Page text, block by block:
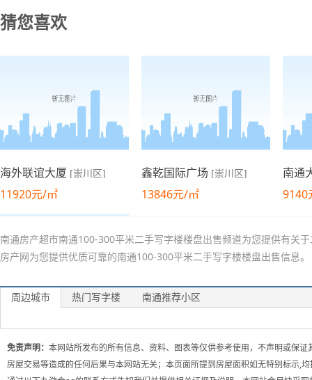
猜您喜欢
海外联谊大厦 [崇川区]
11920元/㎡
鑫乾国际广场 [崇川区]
13846元/㎡
南通
9140
南通大厦 [崇川区]
9140元/㎡
名都广场 [崇川区]
10200元/㎡
南通房产超市南通100-300平米二手写字楼楼盘出售频道为您提供有关
房产网为您提供优质可靠的南通100-300平米二手写字楼楼盘出售信息。
周边城市 热门写字楼 南通推荐小区
免责声明： 本网站所发布的所有信息、资料、图表等仅供参考使用，不声明或保
房屋交易等造成的任何后果与本网站无关；本页面所提到房屋面积如无特别标示,